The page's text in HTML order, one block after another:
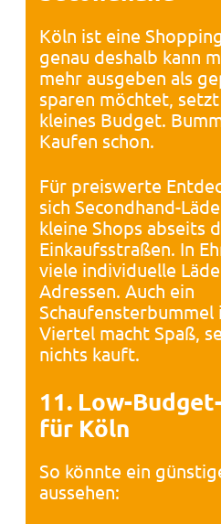
Köln ist eine
genau deshalb kann
mehr ausgeben als
sparen möchtet,
kleines Budget.
Kaufen schon.
Für preiswerte
sich Secondhand-
kleine Shops abseits
Einkaufsstraßen. In
viele individuelle
Adressen. Auch ein
Schaufensterbummel
Viertel macht Spaß,
nichts kauft.
11. Low-
für Köln
So könnte ein
aussehen: